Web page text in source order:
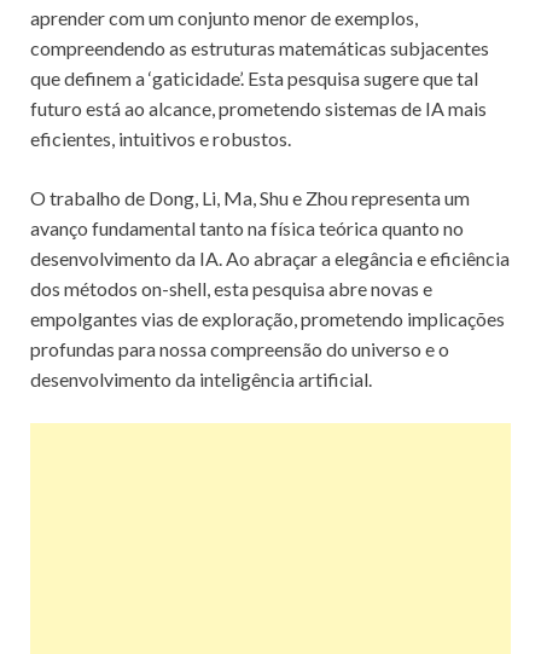
aprender com um conjunto menor de exemplos,
compreendendo as estruturas matemáticas subjacentes
que definem a ‘gaticidade’. Esta pesquisa sugere que tal
futuro está ao alcance, prometendo sistemas de IA mais
eficientes, intuitivos e robustos.
O trabalho de Dong, Li, Ma, Shu e Zhou representa um
avanço fundamental tanto na física teórica quanto no
desenvolvimento da IA. Ao abraçar a elegância e eficiência
dos métodos on-shell, esta pesquisa abre novas e
empolgantes vias de exploração, prometendo implicações
profundas para nossa compreensão do universo e o
desenvolvimento da inteligência artificial.